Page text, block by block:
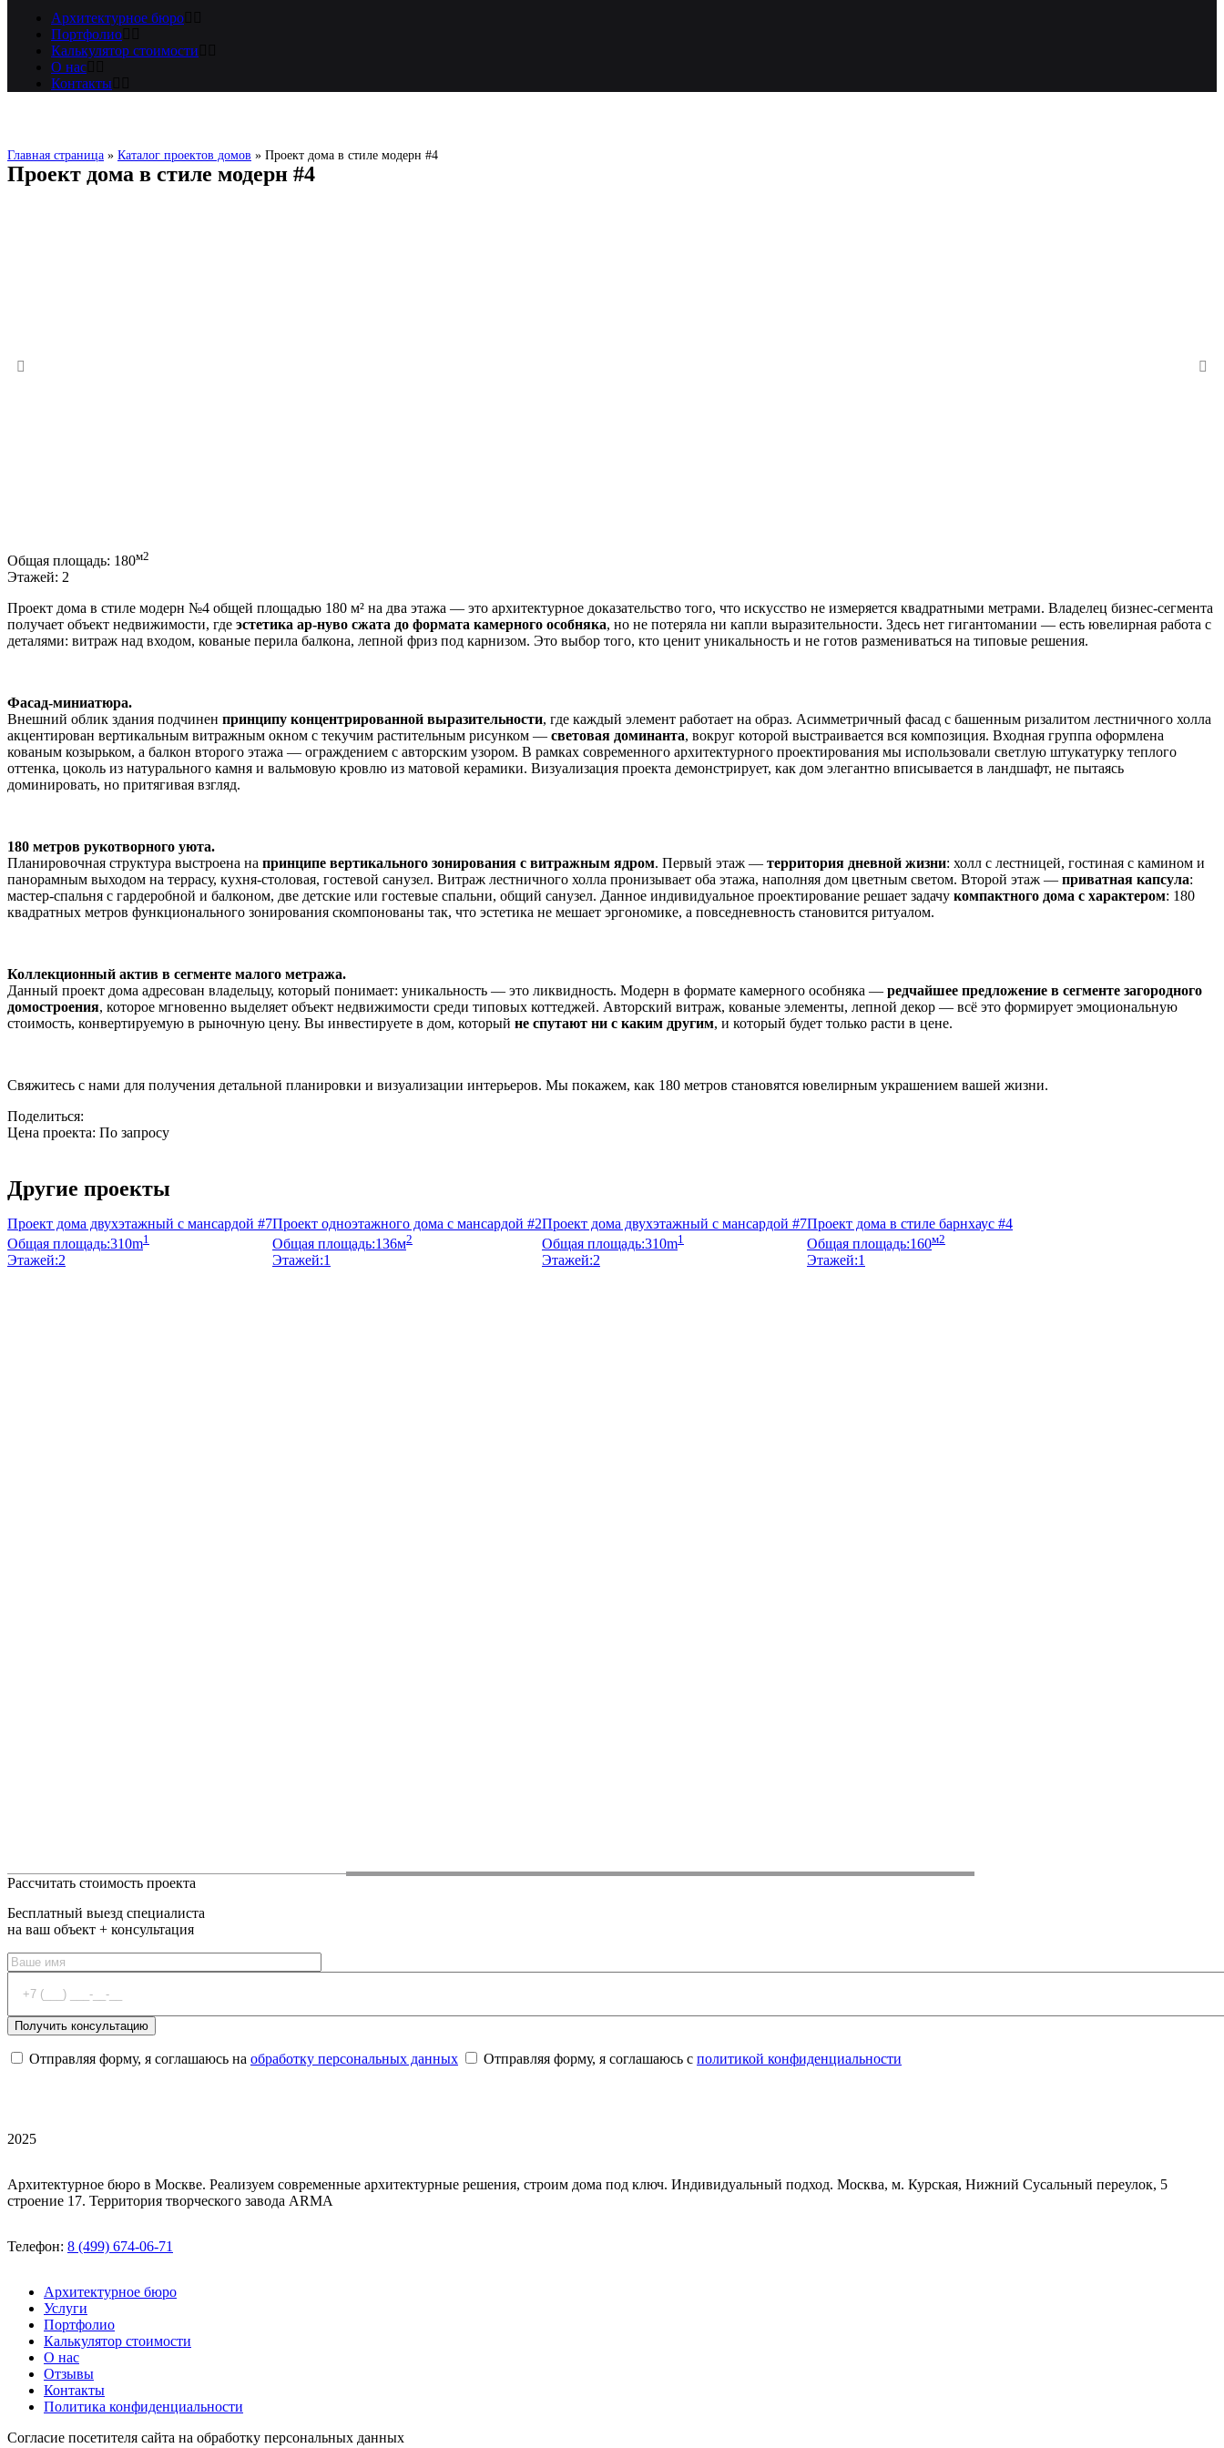
Архитектурное бюро
Портфолио
Калькулятор стоимости
О нас
Контакты
Главная страница » Каталог проектов домов » Проект дома в стиле модерн #4
Проект дома в стиле модерн #4
Общая площадь: 180м2
Этажей: 2
Проект дома в стиле модерн №4 общей площадью 180 м² на два этажа — это архитектурное доказательство того, что искусство не измеряется квадратными метрами. Владелец бизнес-сегмента
получает объект недвижимости, где эстетика ар-нуво сжата до формата камерного особняка, но не потеряла ни капли выразительности. Здесь нет гигантомании — есть ювелирная работа с
деталями: витраж над входом, кованые перила балкона, лепной фриз под карнизом. Это выбор того, кто ценит уникальность и не готов размениваться на типовые решения.
Фасад-миниатюра.
Внешний облик здания подчинен принципу концентрированной выразительности, где каждый элемент работает на образ. Асимметричный фасад с башенным ризалитом лестничного холла
акцентирован вертикальным витражным окном с текучим растительным рисунком — световая доминанта, вокруг которой выстраивается вся композиция. Входная группа оформлена
кованым козырьком, а балкон второго этажа — ограждением с авторским узором. В рамках современного архитектурного проектирования мы использовали светлую штукатурку теплого
оттенка, цоколь из натурального камня и вальмовую кровлю из матовой керамики. Визуализация проекта демонстрирует, как дом элегантно вписывается в ландшафт, не пытаясь
доминировать, но притягивая взгляд.
180 метров рукотворного уюта.
Планировочная структура выстроена на принципе вертикального зонирования с витражным ядром. Первый этаж — территория дневной жизни: холл с лестницей, гостиная с камином и
панорамным выходом на террасу, кухня-столовая, гостевой санузел. Витраж лестничного холла пронизывает оба этажа, наполняя дом цветным светом. Второй этаж — приватная капсула:
мастер-спальня с гардеробной и балконом, две детские или гостевые спальни, общий санузел. Данное индивидуальное проектирование решает задачу компактного дома с характером: 180
квадратных метров функционального зонирования скомпонованы так, что эстетика не мешает эргономике, а повседневность становится ритуалом.
Коллекционный актив в сегменте малого метража.
Данный проект дома адресован владельцу, который понимает: уникальность — это ликвидность. Модерн в формате камерного особняка — редчайшее предложение в сегменте загородного
домостроения, которое мгновенно выделяет объект недвижимости среди типовых коттеджей. Авторский витраж, кованые элементы, лепной декор — всё это формирует эмоциональную
стоимость, конвертируемую в рыночную цену. Вы инвестируете в дом, который не спутают ни с каким другим, и который будет только расти в цене.
Свяжитесь с нами для получения детальной планировки и визуализации интерьеров. Мы покажем, как 180 метров становятся ювелирным украшением вашей жизни.
Поделиться:
Цена проекта: По запросу
Другие проекты
Проект дома двухэтажный с мансардой #7
Общая площадь:310m1
Этажей:2
Проект одноэтажного дома с мансардой #2
Общая площадь:136м2
Этажей:1
Проект дома двухэтажный с мансардой #7
Общая площадь:310m1
Этажей:2
Проект дома в стиле барнхаус #4
Общая площадь:160м2
Этажей:1
Рассчитать стоимость проекта
Бесплатный выезд специалиста
на ваш объект + консультация
Отправляя форму, я соглашаюсь на обработку персональных данных Отправляя форму, я соглашаюсь с политикой конфиденциальности
2025
Архитектурное бюро в Москве. Реализуем современные архитектурные решения, строим дома под ключ. Индивидуальный подход. Москва, м. Курская, Нижний Сусальный переулок, 5
строение 17. Территория творческого завода ARMA
Телефон: 8 (499) 674-06-71
Архитектурное бюро
Услуги
Портфолио
Калькулятор стоимости
О нас
Отзывы
Контакты
Политика конфиденциальности
Согласие посетителя сайта на обработку персональных данных